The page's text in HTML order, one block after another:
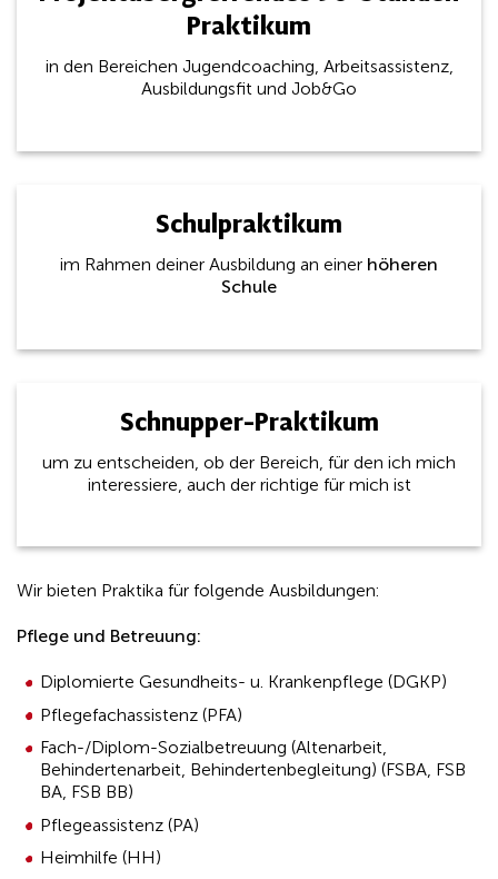
Praktikum
in den Bereichen Jugendcoaching, Arbeitsassistenz,
Ausbildungsfit und Job&Go
Schulpraktikum
im Rahmen deiner Ausbildung an einer höheren
Schule
Schnupper-Praktikum
um zu entscheiden, ob der Bereich, für den ich mich
interessiere, auch der richtige für mich ist
Wir bieten Praktika für folgende Ausbildungen:
Pflege und Betreuung:
Diplomierte Gesundheits- u. Krankenpflege (DGKP)
Pflegefachassistenz (PFA)
Fach-/Diplom-Sozialbetreuung (Altenarbeit,
Behindertenarbeit, Behindertenbegleitung) (FSBA, FSB
BA, FSB BB)
Pflegeassistenz (PA)
Heimhilfe (HH)